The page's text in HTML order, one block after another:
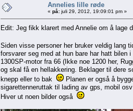
Annelies lille røde
« på: juli 29, 2012, 19:09:01 pm »
Edit: Jeg fikk klarert med Annelie om å lage
Siden visse personer her bruker veldig lang
forsvarer seg med at hun bare har hatt bilen
1300SP-motor fra 66 (Ikke noe 1200 her,
og skal få en hellakkering. Beklager til dere
knepp eller to bak
Planen er også å
sigarettenneruttak til lading av gps, mobil
Hiver ut noen bilder også